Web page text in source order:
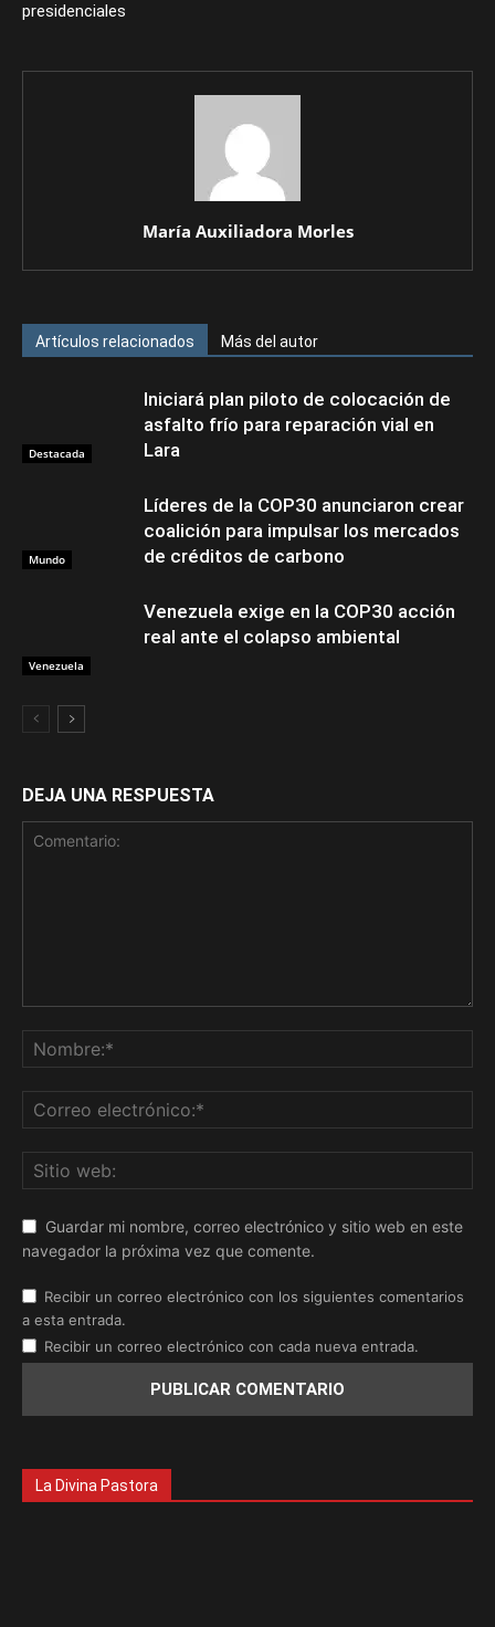
presidenciales
María Auxiliadora Morles
Artículos relacionados Más del autor
Destacada
Iniciará plan piloto de colocación de
asfalto frío para reparación vial en
Lara
Mundo
Líderes de la COP30 anunciaron crear
coalición para impulsar los mercados
de créditos de carbono
Venezuela
Venezuela exige en la COP30 acción
real ante el colapso ambiental
DEJA UNA RESPUESTA
Guardar mi nombre, correo electrónico y sitio web en este
navegador la próxima vez que comente.
Recibir un correo electrónico con los siguientes comentarios
a esta entrada.
Recibir un correo electrónico con cada nueva entrada.
La Divina Pastora